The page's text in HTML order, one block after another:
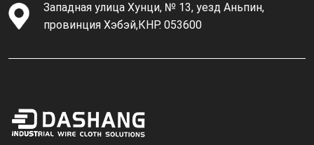
Западная улица Хунци, № 13, уезд Аньпин,
провинция Хэбэй,КНР. 053600